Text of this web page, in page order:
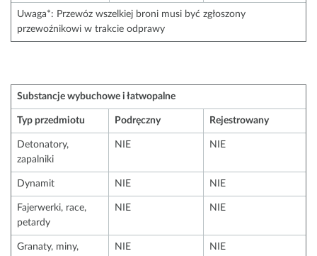
Uwaga*: Przewóz wszelkiej broni musi być zgłoszony
przewoźnikowi w trakcie odprawy
Substancje wybuchowe i łatwopalne
Typ przedmiotu Podręczny Rejestrowany
Detonatory,
zapalniki
NIE NIE
Dynamit NIE NIE
Fajerwerki, race,
petardy
NIE NIE
Granaty, miny,
NIE NIE